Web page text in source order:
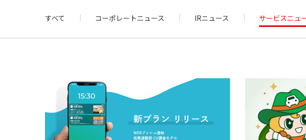
すべて コーポレートニュース IRニュース サービスニュ